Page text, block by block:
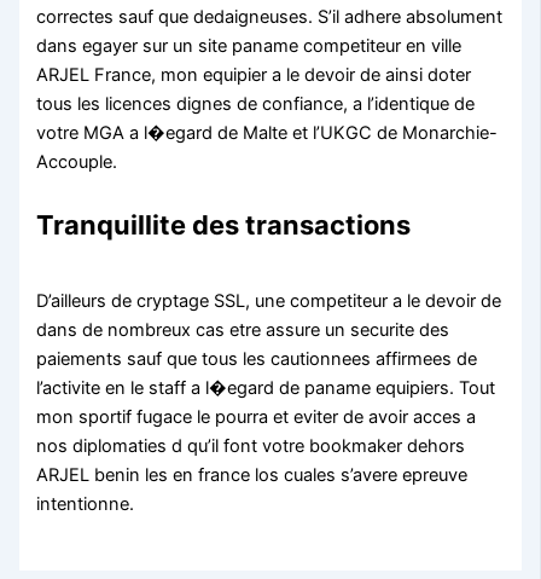
correctes sauf que dedaigneuses. S’il adhere absolument
dans egayer sur un site paname competiteur en ville
ARJEL France, mon equipier a le devoir de ainsi doter
tous les licences dignes de confiance, a l’identique de
votre MGA a l�egard de Malte et l’UKGC de Monarchie-
Accouple.
Tranquillite des transactions
D’ailleurs de cryptage SSL, une competiteur a le devoir de
dans de nombreux cas etre assure un securite des
paiements sauf que tous les cautionnees affirmees de
l’activite en le staff a l�egard de paname equipiers. Tout
mon sportif fugace le pourra et eviter de avoir acces a
nos diplomaties d qu’il font votre bookmaker dehors
ARJEL benin les en france los cuales s’avere epreuve
intentionne.